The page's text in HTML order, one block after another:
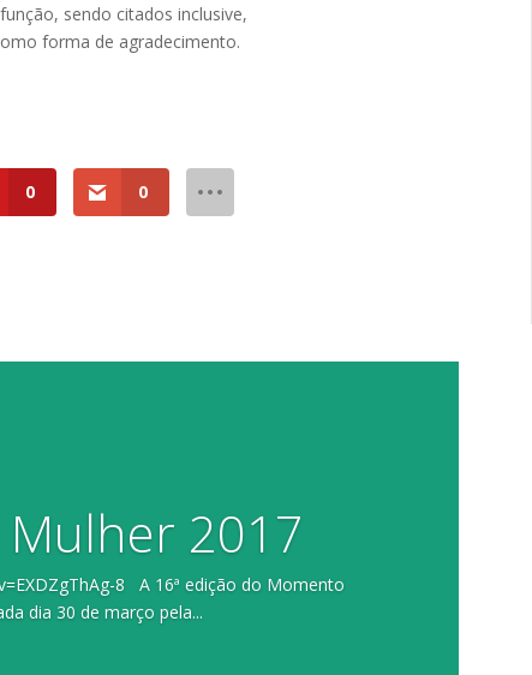
sendo citados inclusive,
forma de agradecimento.
0 0
2017
8 A 16ª edição do Momento
dia 30 de março pela...